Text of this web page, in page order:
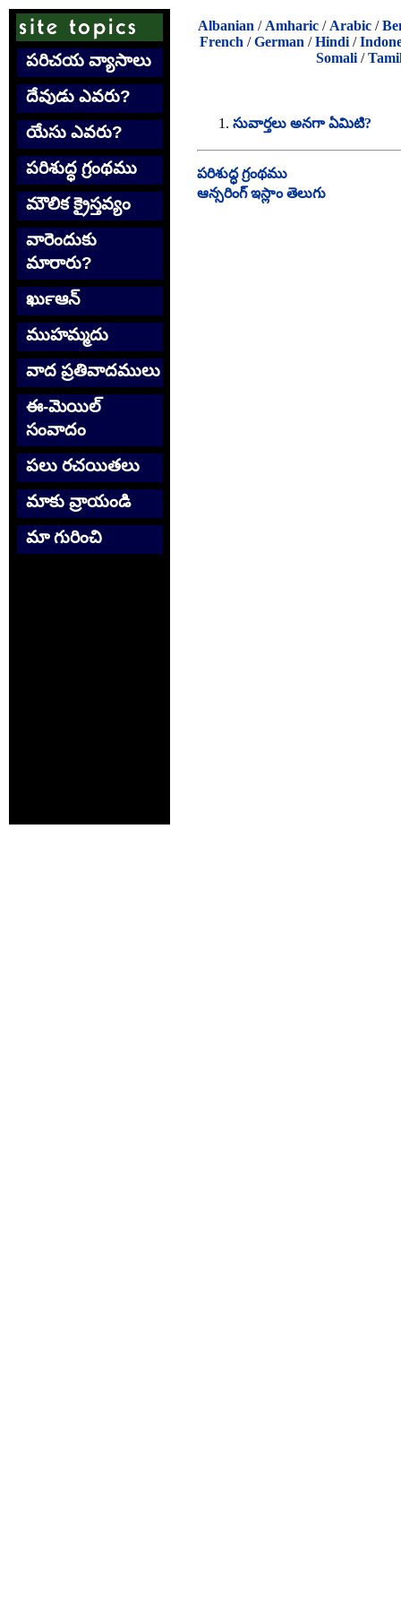
పరిచయ వ్యాసాలు
దేవుడు ఎవరు?
యేసు ఎవరు?
పరిశుద్ధ గ్రంథము
మౌలిక క్రైస్తవ్యం
వారెందుకు
మారారు?
ఖుర్‍ఆన్
ముహమ్మదు
వాద ప్రతివాదములు
ఈ-మెయిల్
సంవాదం
పలు రచయితలు
మాకు వ్రాయండి
మా గురించి
Albanian / Amharic / Arabic /
French /German /Hindi /
Somali/
సువార్తలు అనగా ఏమిటి?
పరిశుద్ధ గ్రంథము
ఆన్సరింగ్ ఇస్లాం తెలుగు